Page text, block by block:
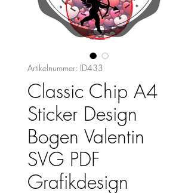
Artikelnummer: ID433
Classic Chip A4
Sticker Design
Bogen Valentin
SVG PDF
Grafikdesign